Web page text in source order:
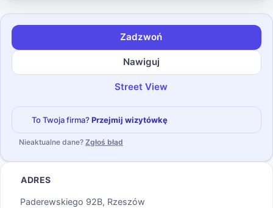
Zadzwoń
Nawiguj
Street View
To Twoja firma? Przejmij wizytówkę
Nieaktualne dane? Zgłoś błąd
ADRES
Paderewskiego 92B, Rzeszów